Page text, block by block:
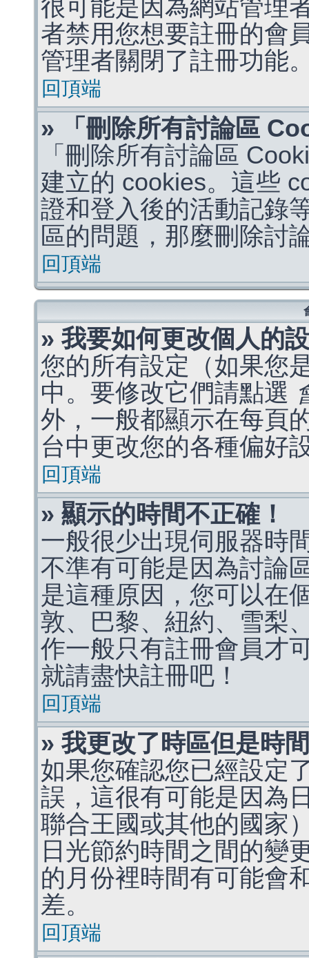
很可能是因為網站管理
者禁用您想要註冊的會
管理者關閉了註冊功能
回頂端
» 「刪除所有討論區
「刪除所有討論區
建立的 cookies。這些
證和登入後的活動記錄
區的問題，那麼刪除討
回頂端
» 我要如何更改個人的
您的所有設定（如果您
中。要修改它們請點選
外，一般都顯示在每頁
台中更改您的各種偏好
回頂端
» 顯示的時間不正確！
一般很少出現伺服器時
不準有可能是因為討論
是這種原因，您可以在
敦、巴黎、紐約、雪梨
作一般只有註冊會員才
就請盡快註冊吧！
回頂端
» 我更改了時區但是時
如果您確認您已經設定
誤，這很有可能是因為
聯合王國或其他的國家
日光節約時間之間的變
的月份裡時間有可能會
差。
回頂端